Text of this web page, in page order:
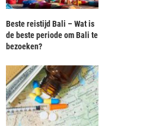
Beste reistijd Bali – Wat is
de beste periode om Bali te
bezoeken?